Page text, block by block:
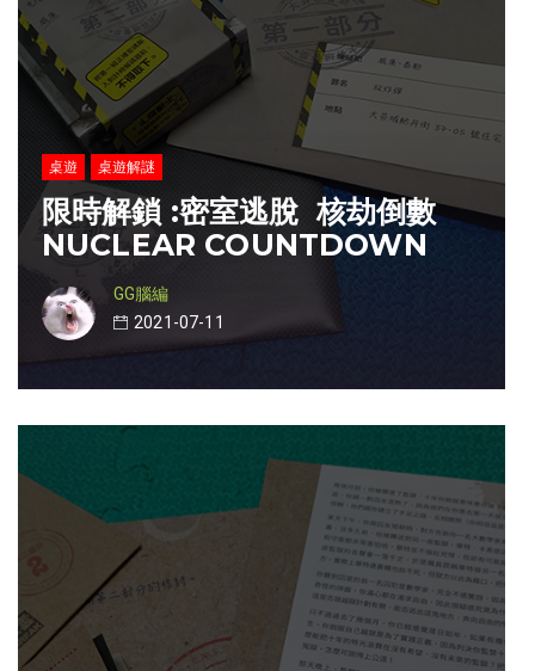
桌遊 桌遊解謎
限時解鎖 :密室逃脫 核劫倒數
NUCLEAR COUNTDOWN
GG腦編
2021-07-11